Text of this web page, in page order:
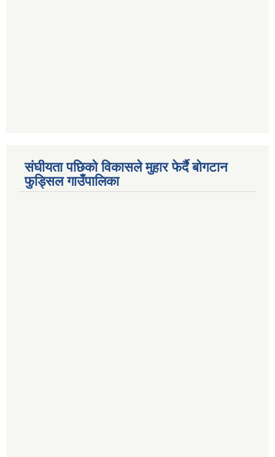
संघीयता पछिको विकासले मुहार फेर्दै बोगटान
फुड्सिल गाउँपालिका